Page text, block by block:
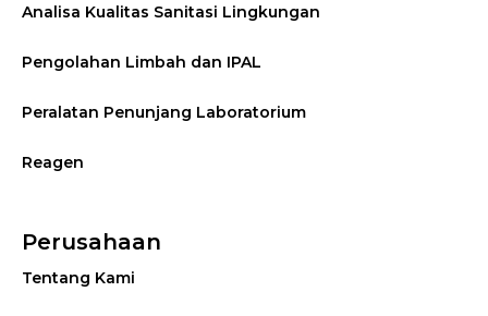
Analisa Kualitas Sanitasi Lingkungan
Pengolahan Limbah dan IPAL
Peralatan Penunjang Laboratorium
Reagen
Perusahaan
Tentang Kami